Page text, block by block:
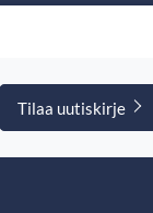
Tilaa uutiskirje